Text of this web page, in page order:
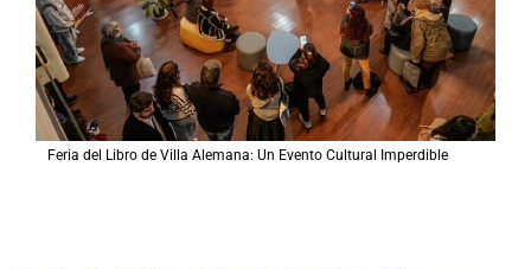
Feria del Libro de Villa Alemana: Un Evento Cultural Imperdible